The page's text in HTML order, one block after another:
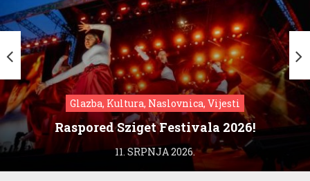
Glazba, Kultura, Naslovnica, Vijesti
Raspored Sziget Festivala 2026!
11. SRPNJA 2026.